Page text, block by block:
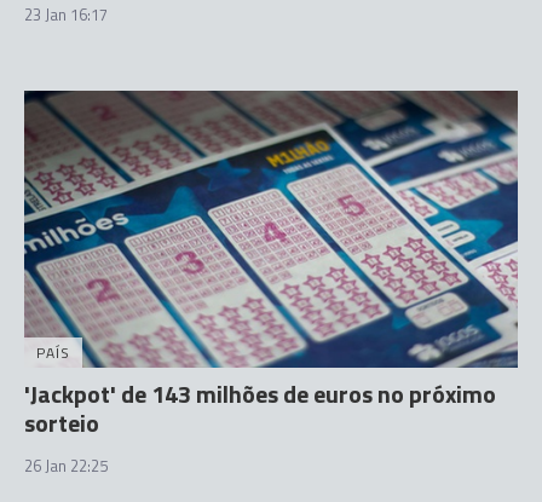
23 Jan 16:17
PAÍS
'Jackpot' de 143 milhões de euros no próximo
sorteio
26 Jan 22:25